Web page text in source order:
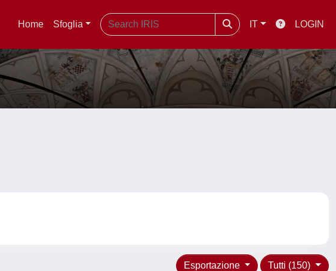
Home Sfoglia IT LOGIN
Tutti (150)
Esportazione